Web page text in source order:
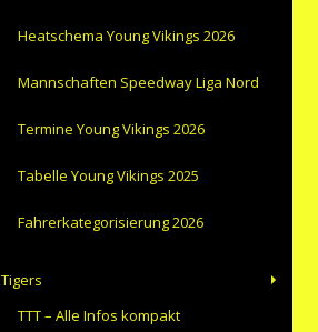
Heatschema Young Vikings 2026
Mannschaften Speedway Liga Nord
Termine Young Vikings 2026
Tabelle Young Vikings 2025
Fahrerkategorisierung 2026
Tigers
TTT – Alle Infos kompakt